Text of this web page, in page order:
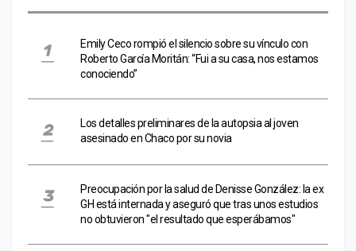
Emily Ceco rompió el silencio sobre su vínculo con
Roberto García Moritán: “Fui a su casa, nos estamos
conociendo”
Los detalles preliminares de la autopsia al joven
asesinado en Chaco por su novia
Preocupación por la salud de Denisse González: la ex
GH está internada y aseguró que tras unos estudios
no obtuvieron "el resultado que esperábamos"